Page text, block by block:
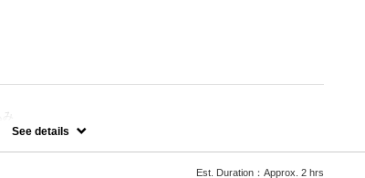
インカラーをご希望の方は別のメニューをお選びください。
See details
Est. Duration：Approx. 2 hrs